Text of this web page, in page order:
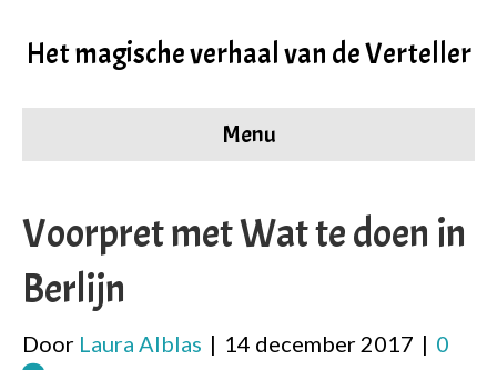
Het magische verhaal van de Verteller
Menu
Voorpret met Wat te doen in
Berlijn
Door Laura Alblas | 14 december 2017 | 0